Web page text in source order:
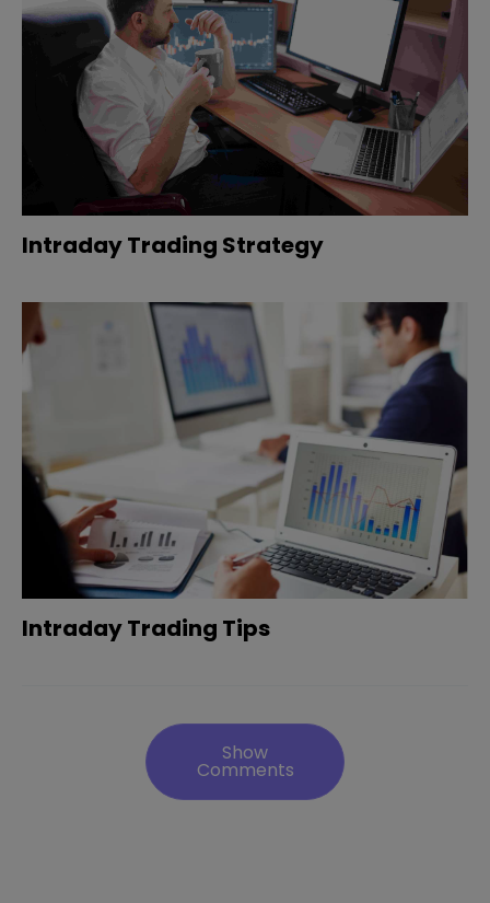
Intraday Trading Strategy
Intraday Trading Tips
Show
Comments